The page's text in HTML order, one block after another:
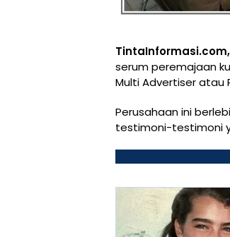
serum peremajaan
Multi Advertiser atau
Perusahaan ini
testimoni-testimoni